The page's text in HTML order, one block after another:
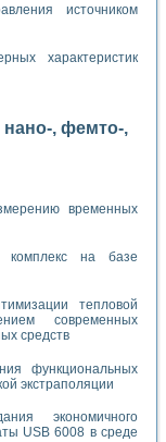
источником
характеристик
, фемто-,
временных
комплекс на базе
тепловой
современных
средств
функциональных
экстраполяции
экономичного
USB 6008 в среде